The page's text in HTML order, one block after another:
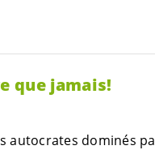
que jamais!
autocrates dominés